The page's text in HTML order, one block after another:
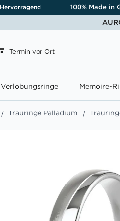
Hervorragend 100% Made in
Termin vor Ort
Verlobungsringe Memoire-
Trauringe Palladium